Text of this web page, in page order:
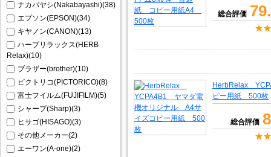
ナカバヤシ(Nakabayashi)(38)
エプソン(EPSON)(34)
キヤノン(CANON)(13)
ハーブリラックス(HERB
Relax)(10)
ブラザー(brother)(10)
ピクトリコ(PICTORICO)(8)
富士フイルム(FUJIFILM)(5)
シャープ(Sharp)(3)
ヒサゴ(HISAGO)(3)
その他メーカー(2)
エーワン(A-one)(2)
総合評価
HerbRelax
ピー用紙 500枚
総合評価